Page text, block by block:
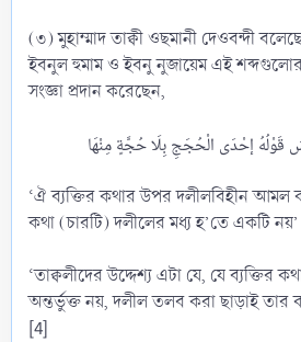
(৩) মুহাম্মাদ তাক্বী ওছমানী দেওবন্দী
ইবনুল হুমাম ও ইবনু নুজায়েম এই শব্দগুলোর
সংজ্ঞা প্রদান করেছেন,
‘ঐ ব্যক্তির কথার উপর দলীলবিহীন আমল
কথা (চারটি) দলীলের মধ্য হ’তে একটি
‘তাক্বলীদের উদ্দেশ্য এটা যে, যে ব্যক্তির
অন্তর্ভুক্ত নয়, দলীল তলব করা ছাড়াই
[4]